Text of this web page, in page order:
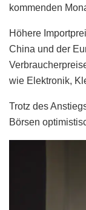
kommenden
Höhere
China und der
wie Elektronik,
Trotz des
Börsen